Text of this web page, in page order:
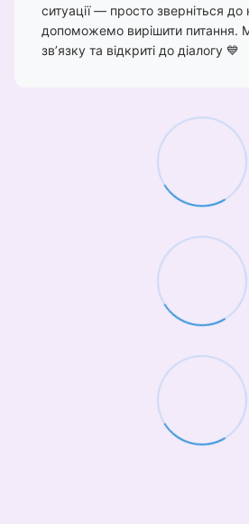
ситуації — просто зверніться
допоможемо вирішити питання.
зв’язку та відкриті до діалогу 💙